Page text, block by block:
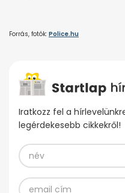
Forrás, fotók: Police.hu
Iratkozz fel a
legérdekesebb cikkekről!